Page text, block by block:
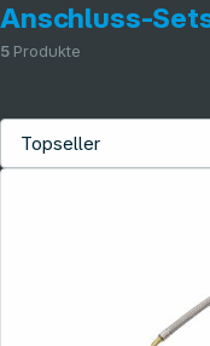
Anschluss-
5 Produkte